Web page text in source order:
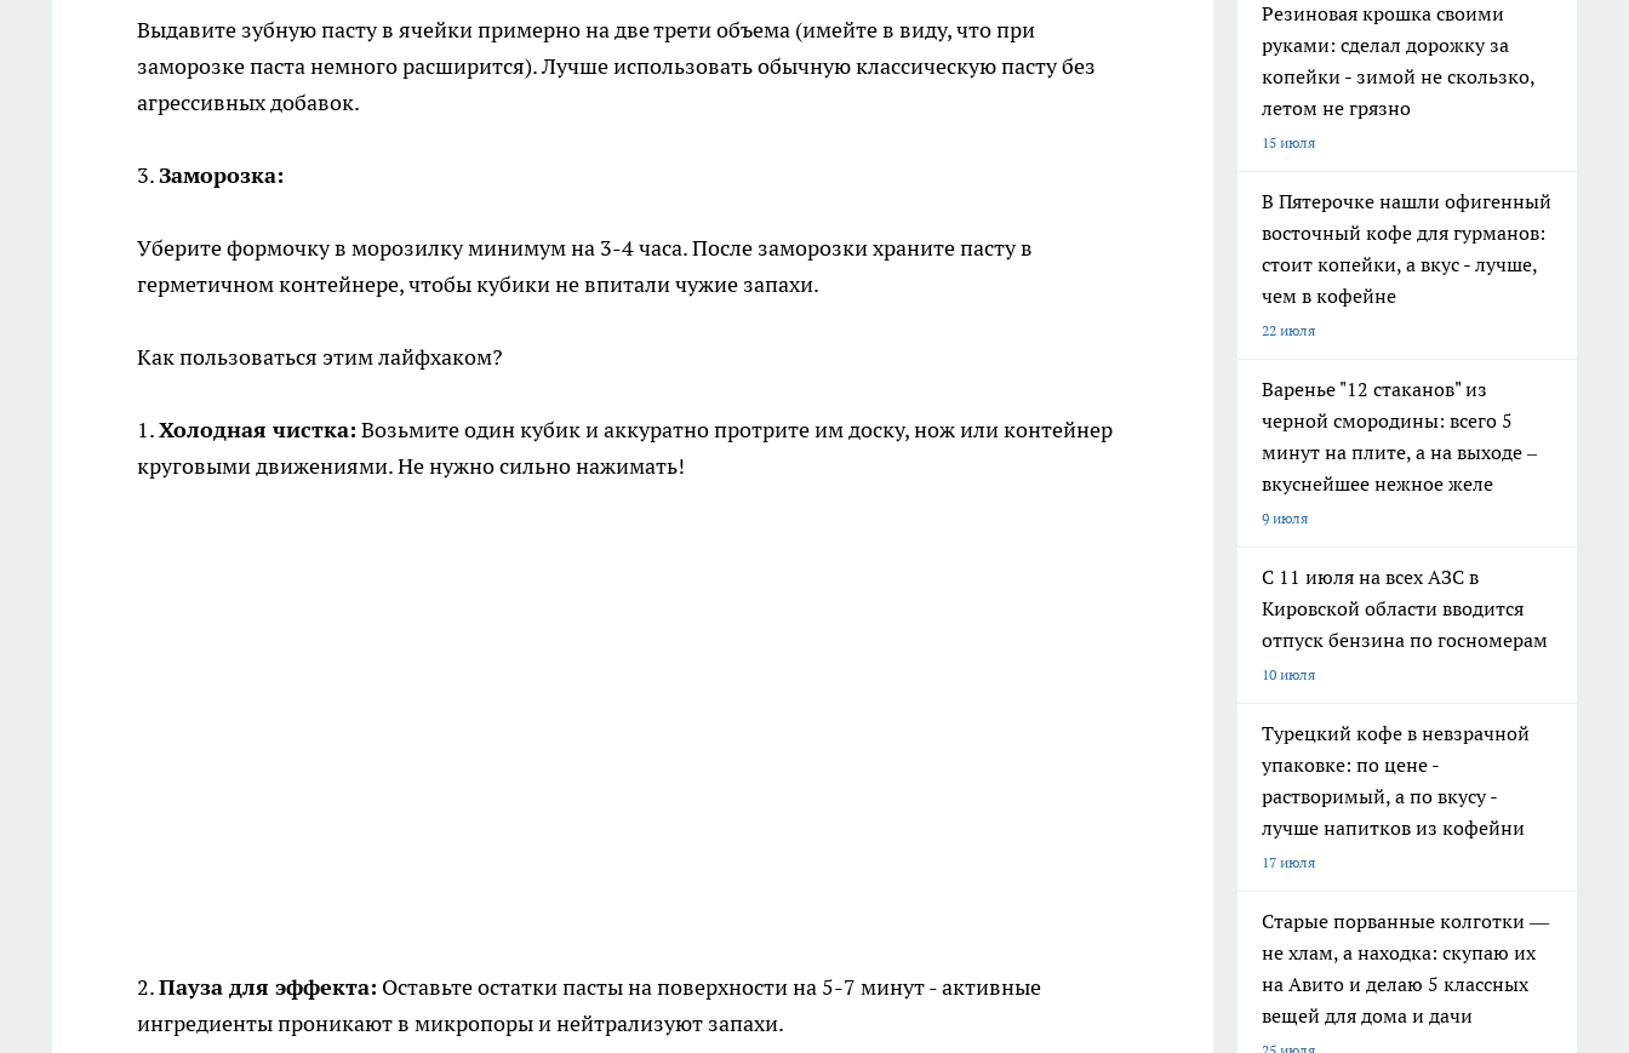
Выдавите зубную пасту в ячейки примерно на две трети объема (имейте в виду, что при
заморозке паста немного расширится). Лучше использовать обычную классическую пасту без
агрессивных добавок.
3.Заморозка:
Уберите формочку в морозилку минимум на 3-4 часа. После заморозки храните пасту в
герметичном контейнере, чтобы кубики не впитали чужие запахи.
Как пользоваться этим лайфхаком?
1.Холодная чистка: Возьмите один кубик и аккуратно протрите им доску, нож или контейнер
круговыми движениями. Не нужно сильно нажимать!
2.Пауза для эффекта: Оставьте остатки пасты на поверхности на 5-7 минут - активные
ингредиенты проникают в микропоры и нейтрализуют запахи.
Резиновая крошка своими
руками: сделал дорожку за
копейки - зимой не скользко,
летом не грязно
15 июля
В Пятерочке нашли офигенный
восточный кофе для гурманов:
стоит копейки, а вкус - лучше,
чем в кофейне
22 июля
Варенье "12 стаканов" из
черной смородины: всего 5
минут на плите, а на выходе –
вкуснейшее нежное желе
9 июля
С 11 июля на всех АЗС в
Кировской области вводится
отпуск бензина по госномерам
10 июля
Турецкий кофе в невзрачной
упаковке: по цене -
растворимый, а по вкусу -
лучше напитков из кофейни
17 июля
Старые порванные колготки —
не хлам, а находка: скупаю их
на Авито и делаю 5 классных
вещей для дома и дачи